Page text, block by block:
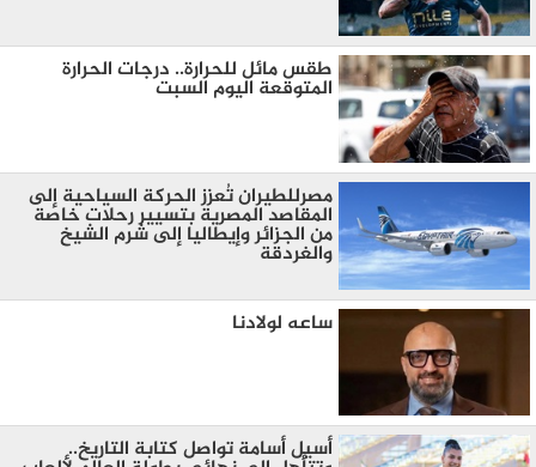
طقس مائل للحرارة.. درجات الحرارة
المتوقعة اليوم السبت
مصرللطيران تُعزز الحركة السياحية إلى
المقاصد المصرية بتسيير رحلات خاصة
من الجزائر وإيطاليا إلى شرم الشيخ
والغردقة
ساعه لولادنا
أسيل أسامة تواصل كتابة التاريخ..